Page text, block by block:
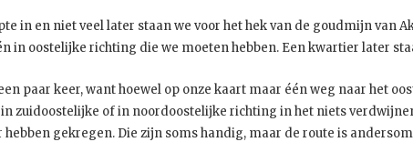
in en niet veel later staan we voor het hek van de goudmijn van
in oostelijke richting die we moeten hebben. Een kwartier later
paar keer, want hoewel op onze kaart maar één weg naar het
zuidoostelijke of in noordoostelijke richting in het niets
hebben gekregen. Die zijn soms handig, maar de route is